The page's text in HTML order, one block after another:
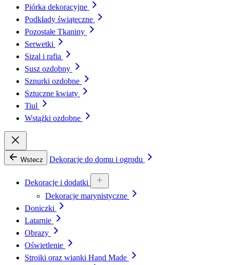
Piórka dekoracyjne
Podkłady świąteczne
Pozostałe Tkaniny
Serwetki
Sizal i rafia
Susz ozdobny
Sznurki ozdobne
Sztuczne kwiaty
Tiul
Wstążki ozdobne
Wstecz Dekoracje do domu i ogrodu
Dekoracje i dodatki
Dekoracje marynistyczne
Doniczki
Latarnie
Obrazy
Oświetlenie
Stroiki oraz wianki Hand Made